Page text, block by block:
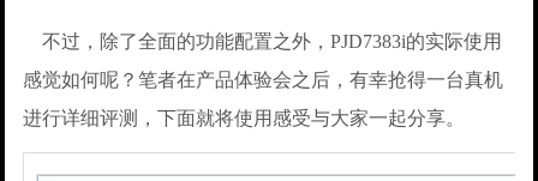
不过，除了全面的功能配置之外，PJD7383i的实际使用
感觉如何呢？笔者在产品体验会之后，有幸抢得一台真机
进行详细评测，下面就将使用感受与大家一起分享。